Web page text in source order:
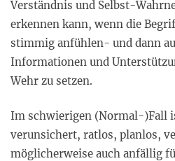
Verständnis und Selbst-
erkennen kann, wenn die
stimmig anfühlen- und dann
Informationen und
Wehr zu setzen.
Im schwierigen (Normal-)Fall
verunsichert, ratlos, planlos,
möglicherweise auch anfällig